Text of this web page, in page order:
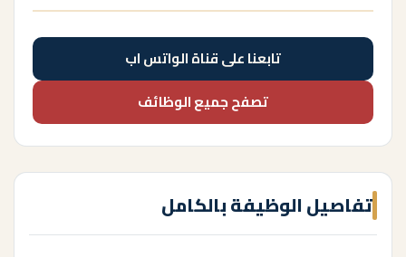
تابعنا على قناة الواتس اب
تصفح جميع الوظائف
تفاصيل الوظيفة بالكامل